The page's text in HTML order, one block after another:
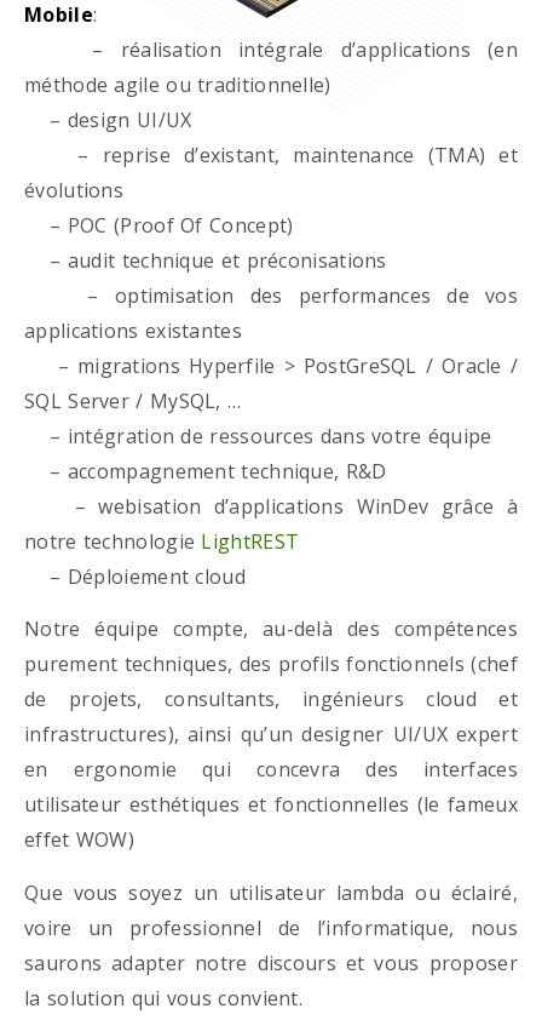
Mobile:
– réalisation intégrale d’applications (en
méthode agile ou traditionnelle)
– design UI/UX
– reprise d’existant, maintenance (TMA) et
évolutions
– POC (Proof Of Concept)
– audit technique et préconisations
– optimisation des performances de vos
applications existantes
– migrations Hyperfile > PostGreSQL / Oracle /
SQL Server / MySQL, …
– intégration de ressources dans votre équipe
– accompagnement technique, R&D
– webisation d’applications WinDev grâce à
notre technologie LightREST
– Déploiement cloud
Notre équipe compte, au-delà des compétences
purement techniques, des profils fonctionnels (chef
de projets, consultants, ingénieurs cloud et
infrastructures), ainsi qu’un designer UI/UX expert
en ergonomie qui concevra des interfaces
utilisateur esthétiques et fonctionnelles (le fameux
effet WOW)
Que vous soyez un utilisateur lambda ou éclairé,
voire un professionnel de l’informatique, nous
saurons adapter notre discours et vous proposer
la solution qui vous convient.